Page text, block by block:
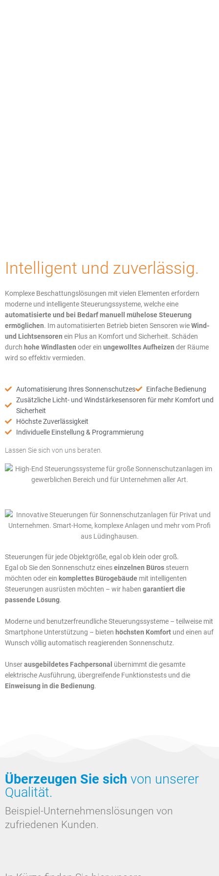
Intelligent und zuverlässig.
Komplexe Beschattungslösungen mit vielen Elementen erfordern
moderne und intelligente Steuerungssysteme, welche eine
automatisierte und bei Bedarf manuell mühelose Steuerung
ermöglichen. Im automatisierten Betrieb bieten Sensoren wieWind-
und Lichtsensoren ein Plus an Komfort und Sicherheit. Schäden
durch hohe Windlasten oder ein ungewolltes Aufheizen der Räume
wird so effektiv vermieden.
Automatisierung Ihres Sonnenschutzes
Einfache Bedienung
Zusätzliche Licht- und Windstärkesensoren für mehr Komfort und
Sicherheit
Höchste Zuverlässigkeit
Individuelle Einstellung & Programmierung
Lassen Sie sich von uns beraten.
Steuerungen für jede Objektgröße, egal ob klein oder groß.
Egal ob Sie den Sonnenschutz eineseinzelnen Büros steuern
möchten oder ein komplettes Bürogebäude mit intelligenten
Steuerungen ausrüsten möchten – wir haben garantiert die
passende Lösung.
Moderne und benutzerfreundliche Steuerungssysteme – teilweise mit
Smartphone Unterstützung – bieten höchsten Komfort und einen auf
Wunsch völlig automatisch reagierenden Sonnenschutz.
Unserausgebildetes Fachpersonal übernimmt die gesamte
elektrische Ausführung, übergreifende Funktionstests und die
Einweisung in die Bedienung.
Überzeugen Sie sich von unserer
Qualität.
Beispiel-Unternehmenslösungen von
zufriedenen Kunden.